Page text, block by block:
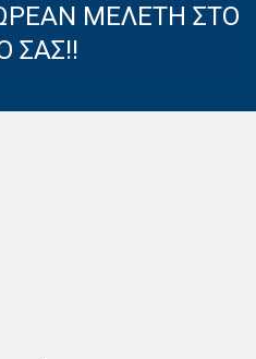
ΜΕΛΕΤΗ ΣΤΟ
ΣΑΣ!!